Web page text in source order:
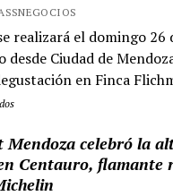
realizará el domingo 26
Ciudad de
en Finca
Mendoza celebró la
Centauro, flamante